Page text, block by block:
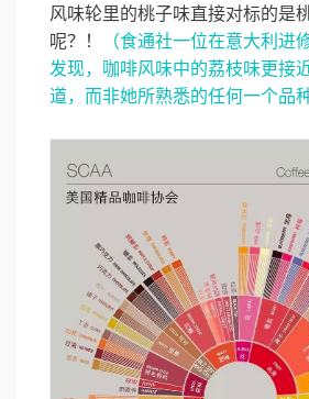
风味轮里的桃子味直接对标的是
呢？！
（食通社一位在意大利进
发现，咖啡风味中的荔枝味更接
道，而非她所熟悉的任何一个品